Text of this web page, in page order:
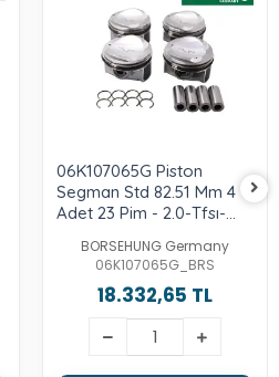
06K107065G Piston
Segman Std 82.51 Mm 4
Adet 23 Pim - 2.0-Tfsı-
Daxc-Culb
BORSEHUNG Germany
06K107065G_BRS
18.332,65 TL